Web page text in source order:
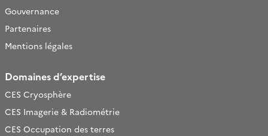
Gouvernance
Partenaires
Mentions légales
Domaines d’expertise
CES Cryosphère
CES Imagerie & Radiométrie
CES Occupation des terres